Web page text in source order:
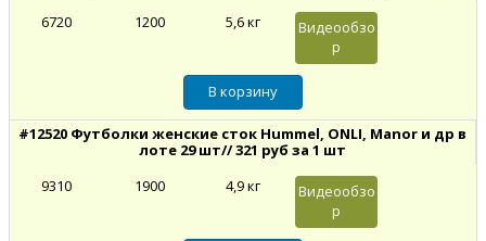
6720
1200 5,6 кг
Видеообзо
р
#12520 Футболки женские сток Hummel, ONLI, Manor и др в
лоте 29 шт// 321 руб за 1 шт
9310
1900 4,9 кг
Видеообзо
р